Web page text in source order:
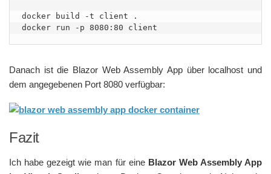
docker build -t client .
docker run -p 8080:80 client
Danach ist die Blazor Web Assembly App über localhost und
dem angegebenen Port 8080 verfügbar:
Fazit
Ich habe gezeigt wie man für eine Blazor Web Assembly App